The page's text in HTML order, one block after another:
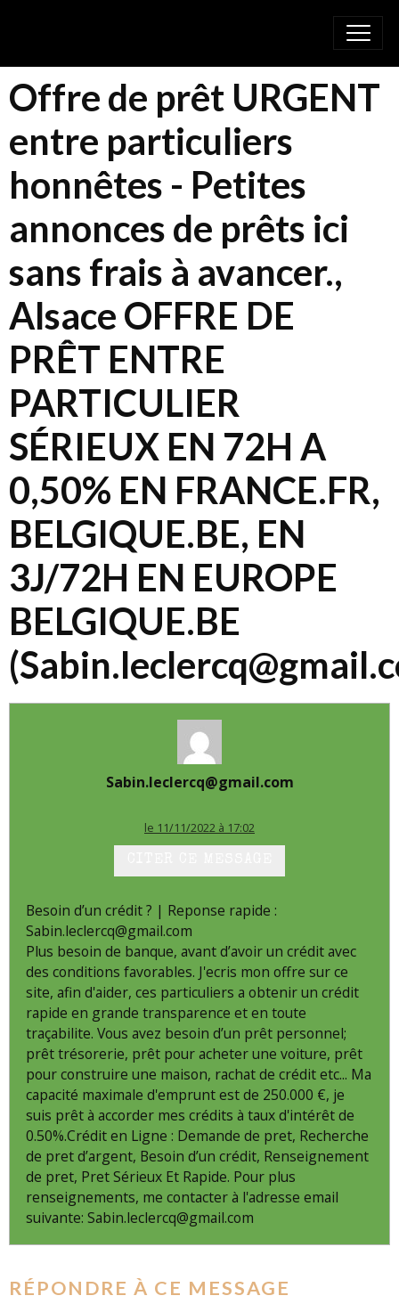
Offre de prêt URGENT
entre particuliers
honnêtes - Petites
annonces de prêts ici
sans frais à avancer.,
Alsace OFFRE DE
PRÊT ENTRE
PARTICULIER
SÉRIEUX EN 72H A
0,50% EN FRANCE.FR,
BELGIQUE.BE, EN
3J/72H EN EUROPE
BELGIQUE.BE
Sabin.leclercq@gmail.com
le 11/11/2022 à 17:02
Besoin d’un crédit ? | Reponse rapide :
Sabin.leclercq@gmail.com
Plus besoin de banque, avant d’avoir un crédit avec
des conditions favorables. J'ecris mon offre sur ce
site, afin d'aider, ces particuliers a obtenir un crédit
rapide en grande transparence et en toute
traçabilite. Vous avez besoin d’un prêt personnel;
prêt trésorerie, prêt pour acheter une voiture, prêt
pour construire une maison, rachat de crédit etc... Ma
capacité maximale d'emprunt est de 250.000 €, je
suis prêt à accorder mes crédits à taux d'intérêt de
0.50%.Crédit en Ligne : Demande de pret, Recherche
de pret d’argent, Besoin d’un crédit, Renseignement
de pret, Pret Sérieux Et Rapide. Pour plus
renseignements, me contacter à l'adresse email
suivante: Sabin.leclercq@gmail.com
RÉPONDRE À CE MESSAGE